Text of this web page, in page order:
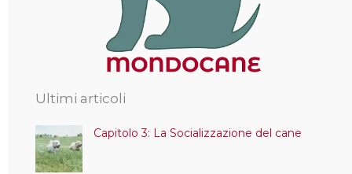
Ultimi articoli
Capitolo 3: La Socializzazione del cane